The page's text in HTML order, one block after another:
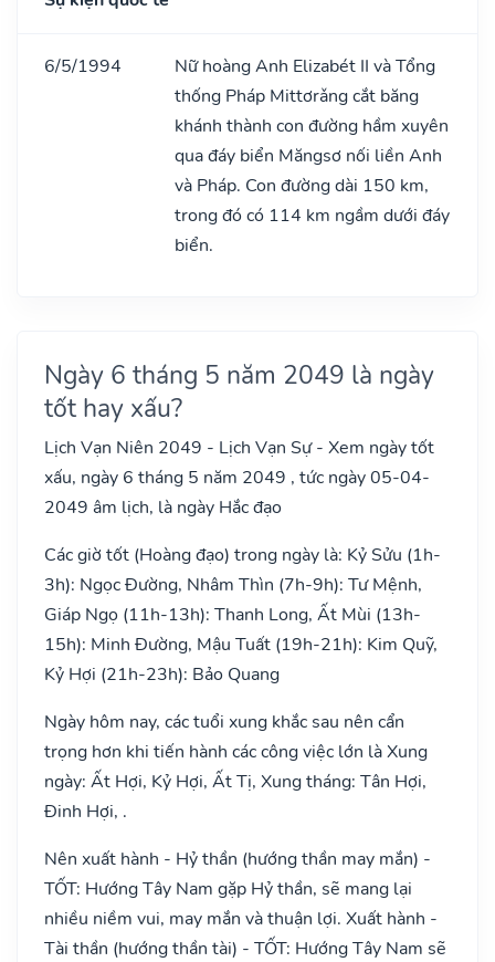
6/5/1994
Nữ hoàng Anh Elizabét II và Tổng
thống Pháp Mittơrǎng cắt băng
khánh thành con đường hầm xuyên
qua đáy biển Măngsơ nối liền Anh
và Pháp. Con đường dài 150 km,
trong đó có 114 km ngầm dưới đáy
biển.
Ngày 6 tháng 5 năm 2049 là ngày
tốt hay xấu?
Lịch Vạn Niên 2049 - Lịch Vạn Sự - Xem ngày tốt
xấu, ngày 6 tháng 5 năm 2049 , tức ngày 05-04-
2049 âm lịch, là ngày Hắc đạo
Các giờ tốt (Hoàng đạo) trong ngày là: Kỷ Sửu (1h-
3h): Ngọc Đường, Nhâm Thìn (7h-9h): Tư Mệnh,
Giáp Ngọ (11h-13h): Thanh Long, Ất Mùi (13h-
15h): Minh Đường, Mậu Tuất (19h-21h): Kim Quỹ,
Kỷ Hợi (21h-23h): Bảo Quang
Ngày hôm nay, các tuổi xung khắc sau nên cẩn
trọng hơn khi tiến hành các công việc lớn là Xung
ngày: Ất Hợi, Kỷ Hợi, Ất Tị, Xung tháng: Tân Hợi,
Đinh Hợi, .
Nên xuất hành - Hỷ thần (hướng thần may mắn) -
TỐT: Hướng Tây Nam gặp Hỷ thần, sẽ mang lại
nhiều niềm vui, may mắn và thuận lợi. Xuất hành -
Tài thần (hướng thần tài) - TỐT: Hướng Tây Nam sẽ